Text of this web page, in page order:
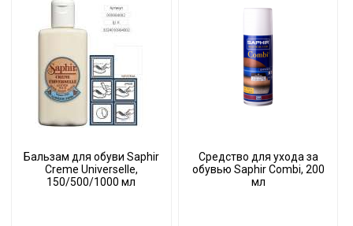
Бальзам для обуви Saphir
Creme Universelle,
150/500/1000 мл
Средство для ухода за
обувью Saphir Combi, 200
мл